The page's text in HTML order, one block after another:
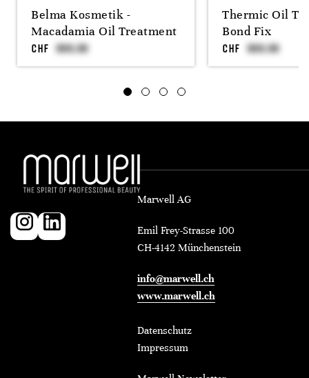
Belma Kosmetik -
Macadamia Oil Treatment
CHF
Thermic Oil
Bond Fix
CHF
Marwell AG
Emil Frey-Strasse 100
CH-4142 Münchenstein
info@marwell.ch
www.marwell.ch
Datenschutz
Impressum